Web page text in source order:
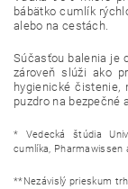
bábätko cumlík
alebo na cestách.
Súčasťou balenia je
zároveň slúži ako
hygienické čistenie,
puzdro na bezpečné
* Vedecká štúdia
cumlíka, Pharmawissen
**Nezávislý prieskum